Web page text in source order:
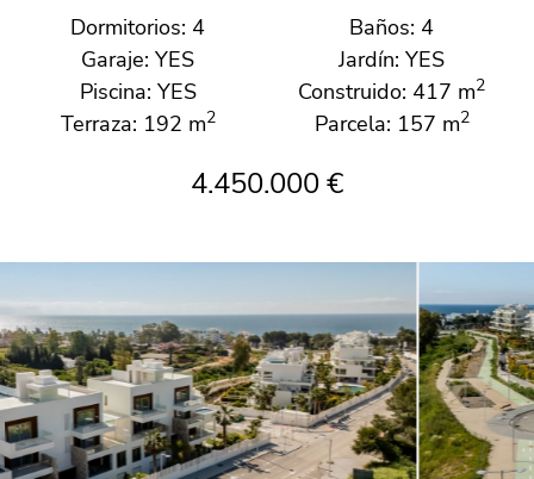
Dormitorios: 4
Baños: 4
Garaje: YES
Jardín: YES
Piscina: YES
Construido: 417 m2
Terraza: 192 m2 Parcela: 157 m2
4.450.000 €